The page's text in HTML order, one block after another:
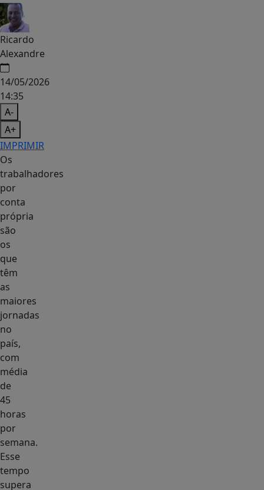
Ricardo
Alexandre
14/05/2026
14:35
A-
A+
IMPRIMIR
Os
trabalhadores
por
conta
própria
são
os
que
têm
as
maiores
jornadas
no
país,
com
média
de
45
horas
por
semana.
Esse
tempo
supera